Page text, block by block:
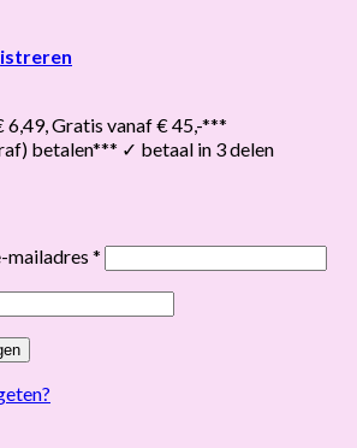
6,49, Gratis vanaf € 45,-***
betalen*** ✓ betaal in 3 delen
mailadres * Vereist